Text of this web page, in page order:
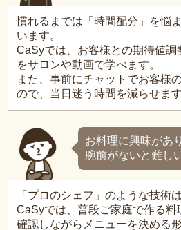
慣れるまでは「時間配分」を悩
います。
CaSyでは、お客様との期待値
をサロンや動画で学べます。
また、事前にチャットでお客様
ので、当日迷う時間を減らせます
お料理に興味があ
腕前がないと難し
「プロのシェフ」のような技術
CaSyでは、普段ご家庭で作る料
確認しながらメニューを決める形